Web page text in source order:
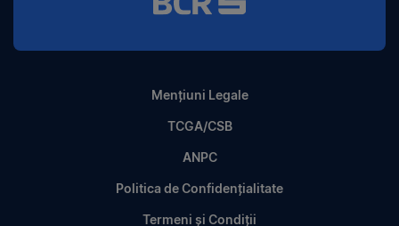
Mențiuni Legale
TCGA/CSB
ANPC
Politica de Confidențialitate
Termeni și Condiții